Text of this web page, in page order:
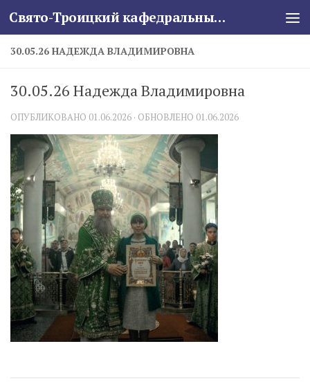
Skip to content Свято-Троицкий кафедральный собор
30.05.26 НАДЕЖДА ВЛАДИМИРОВНА
30.05.26 Надежда Владимировна
ОПУБЛИКОВАНО 01.06.2026 · ОБНОВЛЕНО 01.06.2026